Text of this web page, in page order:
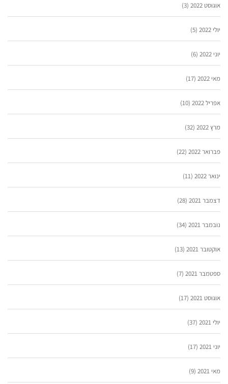
אוגוסט 2022 (3)
יולי 2022 (5)
יוני 2022 (6)
מאי 2022 (17)
אפריל 2022 (10)
מרץ 2022 (32)
פברואר 2022 (22)
ינואר 2022 (11)
דצמבר 2021 (28)
נובמבר 2021 (34)
אוקטובר 2021 (13)
ספטמבר 2021 (7)
אוגוסט 2021 (17)
יולי 2021 (37)
יוני 2021 (17)
מאי 2021 (9)